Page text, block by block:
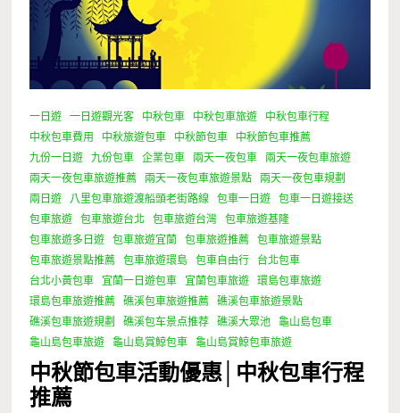
一日遊 一日遊觀光客 中秋包車 中秋包車旅遊
中秋包車行程
中秋包車費用
中秋旅遊包車 中秋節包車
中秋節包車推薦
九份一日遊
九份包車 企業包車 兩天一夜包車
兩天一夜包車旅遊
兩天一夜包車旅遊推薦
兩天一夜包車旅遊景點
兩天一夜包車規劃
兩日遊
八里包車旅遊渡船頭老街路線 包車一日遊
包車一日遊接送
包車旅遊
包車旅遊台北 包車旅遊台灣
包車旅遊基隆
包車旅遊多日遊
包車旅遊宜蘭 包車旅遊推薦
包車旅遊景點
包車旅遊景點推薦
包車旅遊環島 包車自由行
台北包車
台北小黃包車
宜蘭一日遊包車 宜蘭包車旅遊
環島包車旅遊
環島包車旅遊推薦
礁溪包車旅遊推薦
礁溪包車旅遊景點
礁溪包車旅遊規劃
礁溪包车景点推荐 礁溪大眾池
龜山島包車
龜山島包車旅遊
龜山島賞鯨包車 龜山島賞鯨包車旅遊
中秋節包車活動優惠│中秋包車行程
推薦